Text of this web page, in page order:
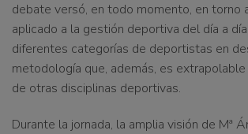
debate versó, en todo momento, en torno
aplicado a la gestión deportiva del día a
diferentes categorías de deportistas en
metodología que, además, es
de otras disciplinas deportivas.
Durante la jornada, la amplia visión de Mª